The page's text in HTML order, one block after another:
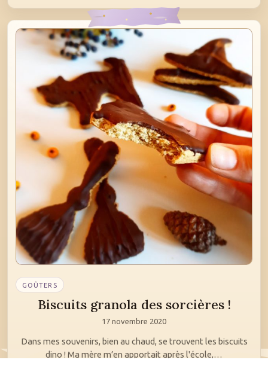
GOÛTERS
Biscuits granola des sorcières !
17 novembre 2020
Dans mes souvenirs, bien au chaud, se trouvent les biscuits
dino ! Ma mère m’en apportait après l'école,…